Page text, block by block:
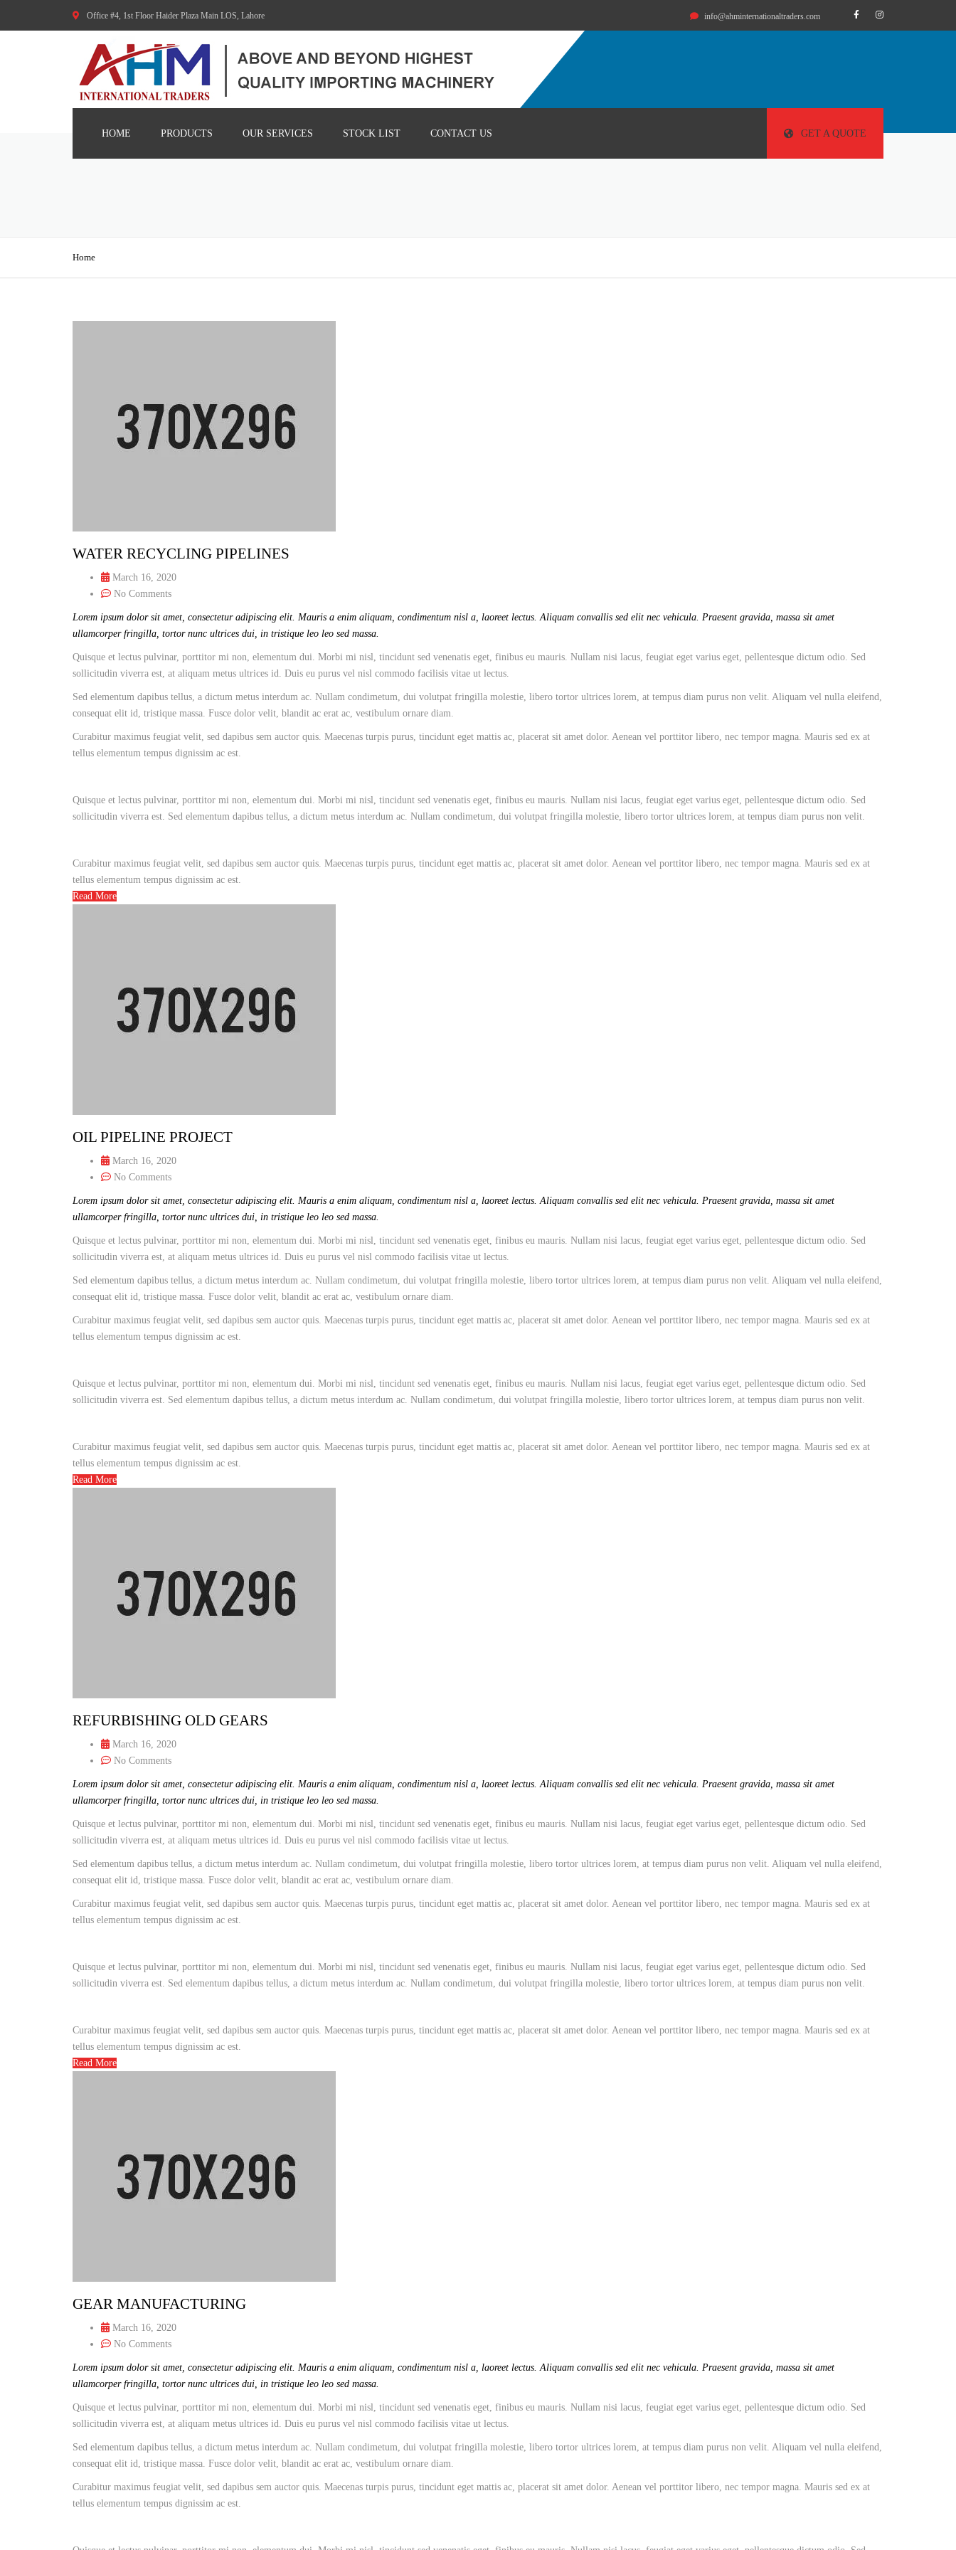
Office #4, 1st Floor Haider Plaza Main LOS, Lahore info@ahminternationaltraders.com
GET A QUOTE
HOME PRODUCTS
CNC AND METAL WORKING
PRINTING MACHINE
WOOD PROCESSING MACHINES
OUR SERVICES STOCK LIST CONTACT US
Home
WATER RECYCLING PIPELINES
March 16, 2020
No Comments
Lorem ipsum dolor sit amet, consectetur adipiscing elit. Mauris a enim aliquam, condimentum nisl a, laoreet lectus. Aliquam convallis sed elit nec vehicula. Praesent gravida, massa sit amet
ullamcorper fringilla, tortor nunc ultrices dui, in tristique leo leo sed massa.
Quisque et lectus pulvinar, porttitor mi non, elementum dui. Morbi mi nisl, tincidunt sed venenatis eget, finibus eu mauris. Nullam nisi lacus, feugiat eget varius eget, pellentesque dictum odio. Sed
sollicitudin viverra est, at aliquam metus ultrices id. Duis eu purus vel nisl commodo facilisis vitae ut lectus.
Sed elementum dapibus tellus, a dictum metus interdum ac. Nullam condimetum, dui volutpat fringilla molestie, libero tortor ultrices lorem, at tempus diam purus non velit. Aliquam vel nulla eleifend,
consequat elit id, tristique massa. Fusce dolor velit, blandit ac erat ac, vestibulum ornare diam.
Curabitur maximus feugiat velit, sed dapibus sem auctor quis. Maecenas turpis purus, tincidunt eget mattis ac, placerat sit amet dolor. Aenean vel porttitor libero, nec tempor magna. Mauris sed ex at
tellus elementum tempus dignissim ac est.
Quisque et lectus pulvinar, porttitor mi non, elementum dui. Morbi mi nisl, tincidunt sed venenatis eget, finibus eu mauris. Nullam nisi lacus, feugiat eget varius eget, pellentesque dictum odio. Sed
sollicitudin viverra est. Sed elementum dapibus tellus, a dictum metus interdum ac. Nullam condimetum, dui volutpat fringilla molestie, libero tortor ultrices lorem, at tempus diam purus non velit.
Curabitur maximus feugiat velit, sed dapibus sem auctor quis. Maecenas turpis purus, tincidunt eget mattis ac, placerat sit amet dolor. Aenean vel porttitor libero, nec tempor magna. Mauris sed ex at
tellus elementum tempus dignissim ac est.
Read More
OIL PIPELINE PROJECT
March 16, 2020
No Comments
Lorem ipsum dolor sit amet, consectetur adipiscing elit. Mauris a enim aliquam, condimentum nisl a, laoreet lectus. Aliquam convallis sed elit nec vehicula. Praesent gravida, massa sit amet
ullamcorper fringilla, tortor nunc ultrices dui, in tristique leo leo sed massa.
Quisque et lectus pulvinar, porttitor mi non, elementum dui. Morbi mi nisl, tincidunt sed venenatis eget, finibus eu mauris. Nullam nisi lacus, feugiat eget varius eget, pellentesque dictum odio. Sed
sollicitudin viverra est, at aliquam metus ultrices id. Duis eu purus vel nisl commodo facilisis vitae ut lectus.
Sed elementum dapibus tellus, a dictum metus interdum ac. Nullam condimetum, dui volutpat fringilla molestie, libero tortor ultrices lorem, at tempus diam purus non velit. Aliquam vel nulla eleifend,
consequat elit id, tristique massa. Fusce dolor velit, blandit ac erat ac, vestibulum ornare diam.
Curabitur maximus feugiat velit, sed dapibus sem auctor quis. Maecenas turpis purus, tincidunt eget mattis ac, placerat sit amet dolor. Aenean vel porttitor libero, nec tempor magna. Mauris sed ex at
tellus elementum tempus dignissim ac est.
Quisque et lectus pulvinar, porttitor mi non, elementum dui. Morbi mi nisl, tincidunt sed venenatis eget, finibus eu mauris. Nullam nisi lacus, feugiat eget varius eget, pellentesque dictum odio. Sed
sollicitudin viverra est. Sed elementum dapibus tellus, a dictum metus interdum ac. Nullam condimetum, dui volutpat fringilla molestie, libero tortor ultrices lorem, at tempus diam purus non velit.
Curabitur maximus feugiat velit, sed dapibus sem auctor quis. Maecenas turpis purus, tincidunt eget mattis ac, placerat sit amet dolor. Aenean vel porttitor libero, nec tempor magna. Mauris sed ex at
tellus elementum tempus dignissim ac est.
Read More
REFURBISHING OLD GEARS
March 16, 2020
No Comments
Lorem ipsum dolor sit amet, consectetur adipiscing elit. Mauris a enim aliquam, condimentum nisl a, laoreet lectus. Aliquam convallis sed elit nec vehicula. Praesent gravida, massa sit amet
ullamcorper fringilla, tortor nunc ultrices dui, in tristique leo leo sed massa.
Quisque et lectus pulvinar, porttitor mi non, elementum dui. Morbi mi nisl, tincidunt sed venenatis eget, finibus eu mauris. Nullam nisi lacus, feugiat eget varius eget, pellentesque dictum odio. Sed
sollicitudin viverra est, at aliquam metus ultrices id. Duis eu purus vel nisl commodo facilisis vitae ut lectus.
Sed elementum dapibus tellus, a dictum metus interdum ac. Nullam condimetum, dui volutpat fringilla molestie, libero tortor ultrices lorem, at tempus diam purus non velit. Aliquam vel nulla eleifend,
consequat elit id, tristique massa. Fusce dolor velit, blandit ac erat ac, vestibulum ornare diam.
Curabitur maximus feugiat velit, sed dapibus sem auctor quis. Maecenas turpis purus, tincidunt eget mattis ac, placerat sit amet dolor. Aenean vel porttitor libero, nec tempor magna. Mauris sed ex at
tellus elementum tempus dignissim ac est.
Quisque et lectus pulvinar, porttitor mi non, elementum dui. Morbi mi nisl, tincidunt sed venenatis eget, finibus eu mauris. Nullam nisi lacus, feugiat eget varius eget, pellentesque dictum odio. Sed
sollicitudin viverra est. Sed elementum dapibus tellus, a dictum metus interdum ac. Nullam condimetum, dui volutpat fringilla molestie, libero tortor ultrices lorem, at tempus diam purus non velit.
Curabitur maximus feugiat velit, sed dapibus sem auctor quis. Maecenas turpis purus, tincidunt eget mattis ac, placerat sit amet dolor. Aenean vel porttitor libero, nec tempor magna. Mauris sed ex at
tellus elementum tempus dignissim ac est.
Read More
GEAR MANUFACTURING
March 16, 2020
No Comments
Lorem ipsum dolor sit amet, consectetur adipiscing elit. Mauris a enim aliquam, condimentum nisl a, laoreet lectus. Aliquam convallis sed elit nec vehicula. Praesent gravida, massa sit amet
ullamcorper fringilla, tortor nunc ultrices dui, in tristique leo leo sed massa.
Quisque et lectus pulvinar, porttitor mi non, elementum dui. Morbi mi nisl, tincidunt sed venenatis eget, finibus eu mauris. Nullam nisi lacus, feugiat eget varius eget, pellentesque dictum odio. Sed
sollicitudin viverra est, at aliquam metus ultrices id. Duis eu purus vel nisl commodo facilisis vitae ut lectus.
Sed elementum dapibus tellus, a dictum metus interdum ac. Nullam condimetum, dui volutpat fringilla molestie, libero tortor ultrices lorem, at tempus diam purus non velit. Aliquam vel nulla eleifend,
consequat elit id, tristique massa. Fusce dolor velit, blandit ac erat ac, vestibulum ornare diam.
Curabitur maximus feugiat velit, sed dapibus sem auctor quis. Maecenas turpis purus, tincidunt eget mattis ac, placerat sit amet dolor. Aenean vel porttitor libero, nec tempor magna. Mauris sed ex at
tellus elementum tempus dignissim ac est.